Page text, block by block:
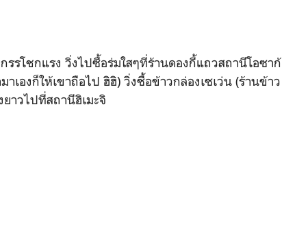
รรโชกแรง วิ่งไปซื้อร่มใสๆที่ร้านดองกี้แถวสถานีโอซาก้
าเองก็ให้เขาถือไป ฮิฮิ) วิ่งซื้อข้าวกล่องเซเว่น (ร้านข้าว
าวไปที่สถานีฮิเมะจิ